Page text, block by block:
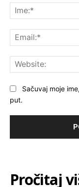
Sačuvaj moje
put.
Pročitaj